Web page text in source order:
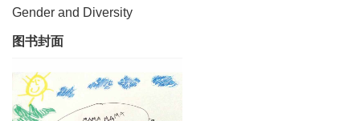
Gender and Diversity
图书封面